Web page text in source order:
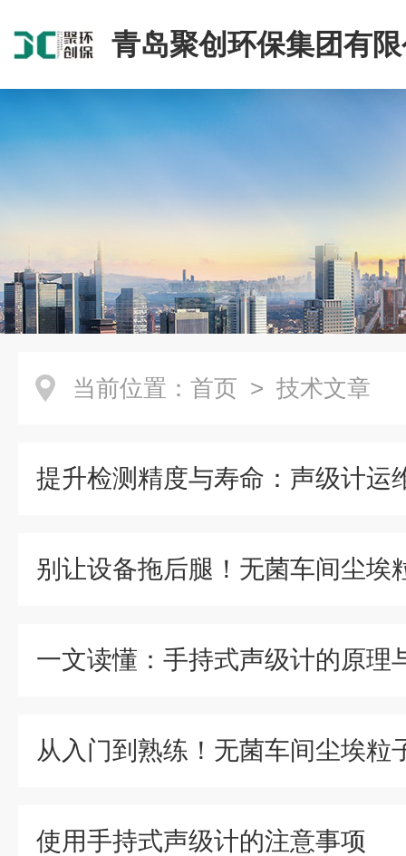
青岛聚创环保集团有
当前位置： 首页 > 技术文章
提升检测精度与寿命：声级计运
一文读懂：手持式声级计的原理
使用手持式声级计的注意事项